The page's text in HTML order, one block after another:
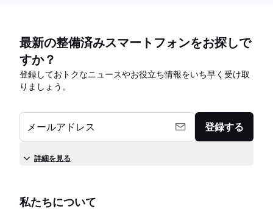
最新の整備済みスマートフォンをお探しで
すか？
登録しておトクなニュースやお役立ち情報をいち早く受け取
りましょう。
メールアドレス 登録する
詳細を見る
私たちについて